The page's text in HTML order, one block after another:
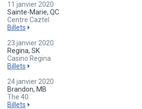
11 janvier 2020
Sainte-Marie, QC
Centre Caztel
Billets
23 janvier 2020
Regina, SK
Casino Regina
Billets
24 janvier 2020
Brandon, MB
The 40
Billets